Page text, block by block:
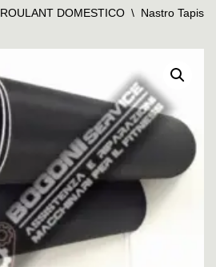
DOMESTICO \ Nastro Tapis